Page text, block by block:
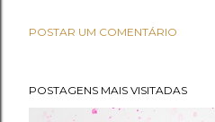
POSTAR UM COMENTÁRIO
POSTAGENS MAIS VISITADAS